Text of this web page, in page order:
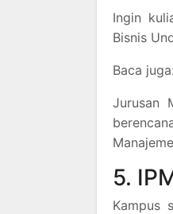
Ingin
Bisnis
Baca juga:
Jurusan
5.
Kampus